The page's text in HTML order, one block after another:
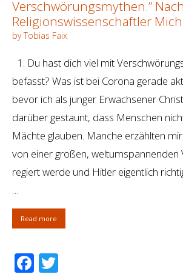
Verschwörungsmythen.”
Religionswissenschaftler
by Tobias Faix
1. Du hast dich viel mit
befasst? Was ist bei Corona gerade
bevor ich als junger Erwachsener
darüber gestaunt, dass Menschen
Mächte glauben. Manche erzählten
von einer großen, weltumspannenden
regiert werde und Hitler eigentlich
Read more
Facebook